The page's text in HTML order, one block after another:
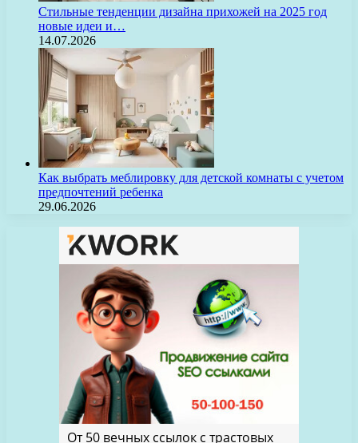
Стильные тенденции дизайна прихожей на 2025 год
новые идеи и…
14.07.2026
Как выбрать меблировку для детской комнаты с учетом
предпочтений ребенка
29.06.2026